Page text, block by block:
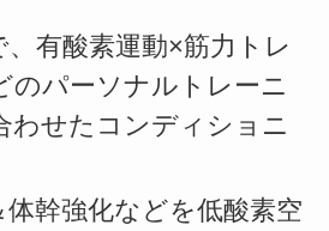
、有酸素運動×筋力トレ
のパーソナルトレーニ
わせたコンディショニ
体幹強化などを低酸素空